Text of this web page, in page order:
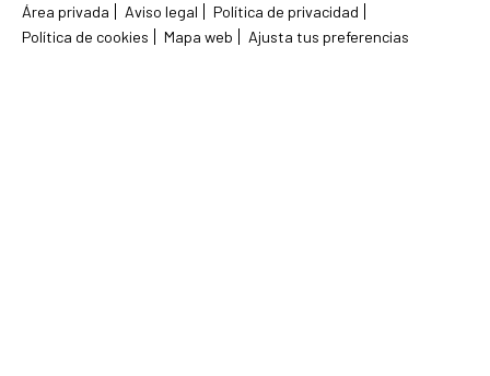
Área privada Aviso legal
Política de privacidad
Política de cookies
Mapa web Ajusta tus preferencias